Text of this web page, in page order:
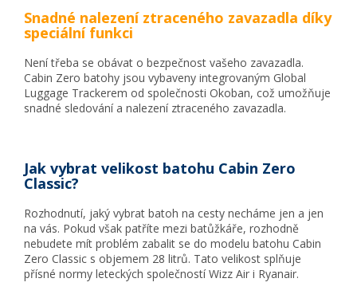
Snadné nalezení ztraceného zavazadla díky
speciální funkci
Není třeba se obávat o bezpečnost vašeho zavazadla.
Cabin Zero batohy jsou vybaveny integrovaným Global
Luggage Trackerem od společnosti Okoban, což umožňuje
snadné sledování a nalezení ztraceného zavazadla.
Jak vybrat velikost batohu Cabin Zero
Classic?
Rozhodnutí, jaký vybrat batoh na cesty necháme jen a jen
na vás. Pokud však patříte mezi batůžkáře, rozhodně
nebudete mít problém zabalit se do modelu batohu Cabin
Zero Classic s objemem 28 litrů. Tato velikost splňuje
přísné normy leteckých společností Wizz Air i Ryanair.